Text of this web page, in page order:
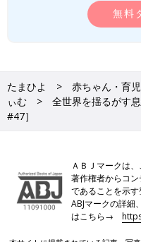
無料
たまひよ 赤ちゃん・育児
ぃむ
全世界を揺るがす
#47］
ＡＢＪマークは
著作権者からコ
であることを示
ABJマークの詳細
はこちら→